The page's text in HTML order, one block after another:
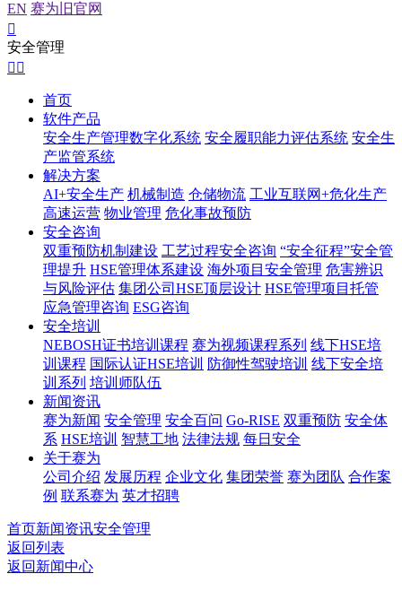
EN 赛为旧官网

安全管理
 
首页
软件产品
安全生产管理数字化系统 安全履职能力评估系统 安全生
产监管系统
解决方案
AI+安全生产 机械制造 仓储物流 工业互联网+危化生产
高速运营 物业管理 危化事故预防
安全咨询
双重预防机制建设 工艺过程安全咨询 “安全征程”安全管
理提升 HSE管理体系建设 海外项目安全管理 危害辨识
与风险评估 集团公司HSE顶层设计 HSE管理项目托管
应急管理咨询 ESG咨询
安全培训
NEBOSH证书培训课程 赛为视频课程系列 线下HSE培
训课程 国际认证HSE培训 防御性驾驶培训 线下安全培
训系列 培训师队伍
新闻资讯
赛为新闻 安全管理 安全百问 Go-RISE 双重预防 安全体
系 HSE培训 智慧工地 法律法规 每日安全
关于赛为
公司介绍 发展历程 企业文化 集团荣誉 赛为团队 合作案
例 联系赛为 英才招聘
首页新闻资讯安全管理
返回列表
返回新闻中心